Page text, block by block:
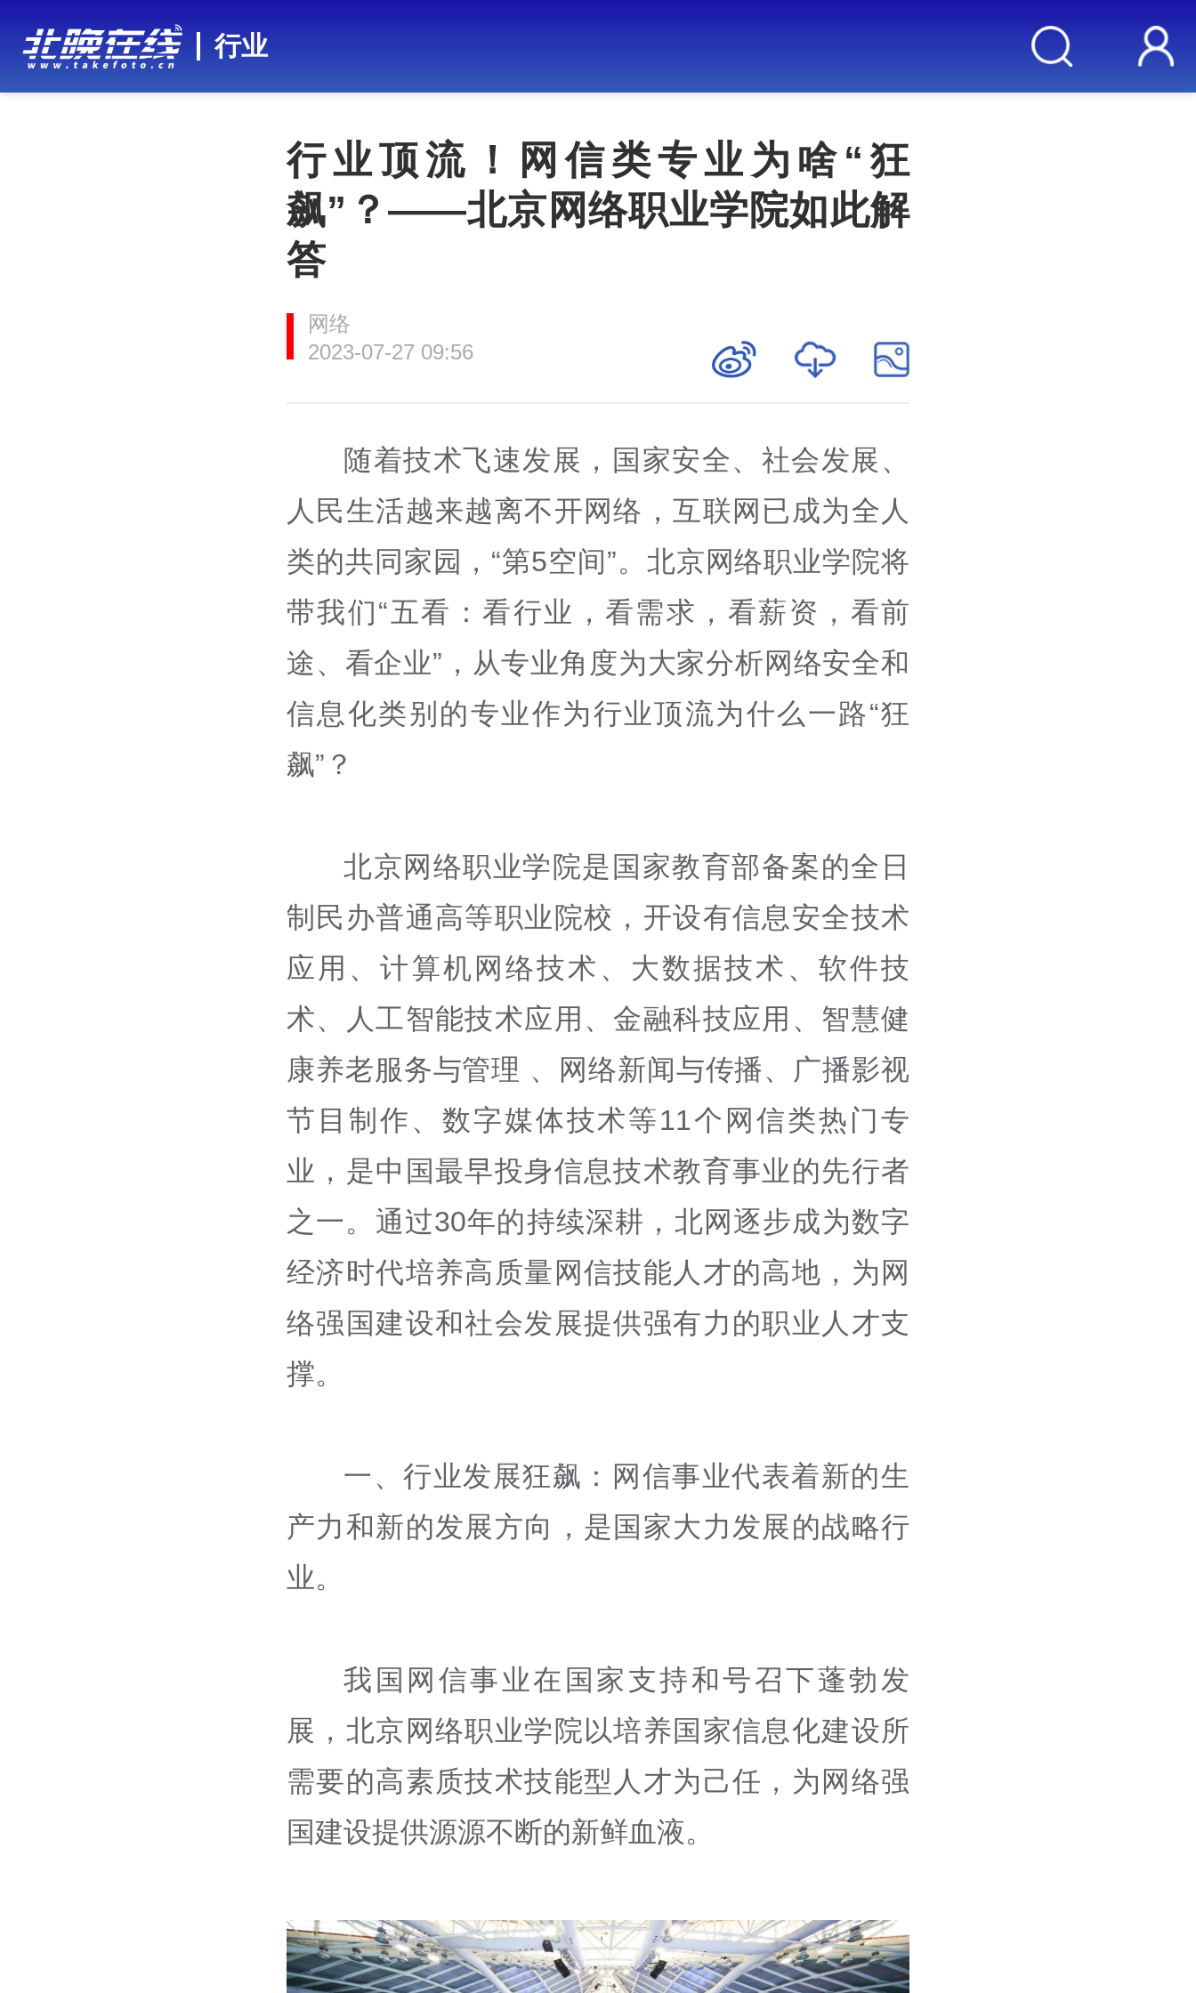
行业
行业顶流！网信类专业为啥“狂
飙”？——北京网络职业学院如此解
答
网络
2023-07-27 09:56
随着技术飞速发展，国家安全、社会发展、
人民生活越来越离不开网络，互联网已成为全人
类的共同家园，“第5空间”。北京网络职业学院将
带我们“五看：看行业，看需求，看薪资，看前
途、看企业”，从专业角度为大家分析网络安全和
信息化类别的专业作为行业顶流为什么一路“狂
飙”？
北京网络职业学院是国家教育部备案的全日
制民办普通高等职业院校，开设有信息安全技术
应用、计算机网络技术、大数据技术、软件技
术、人工智能技术应用、金融科技应用、智慧健
康养老服务与管理 、网络新闻与传播、广播影视
节目制作、数字媒体技术等11个网信类热门专
业，是中国最早投身信息技术教育事业的先行者
之一。通过30年的持续深耕，北网逐步成为数字
经济时代培养高质量网信技能人才的高地，为网
络强国建设和社会发展提供强有力的职业人才支
撑。
一、行业发展狂飙：网信事业代表着新的生
产力和新的发展方向，是国家大力发展的战略行
业。
我国网信事业在国家支持和号召下蓬勃发
展，北京网络职业学院以培养国家信息化建设所
需要的高素质技术技能型人才为己任，为网络强
国建设提供源源不断的新鲜血液。